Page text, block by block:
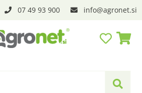
07 49 93 900 info agronet.si